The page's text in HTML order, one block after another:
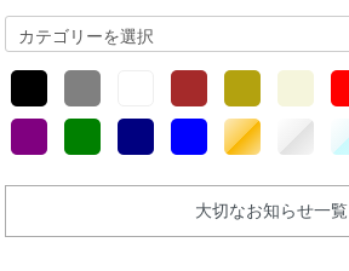
大切なお知らせ一覧